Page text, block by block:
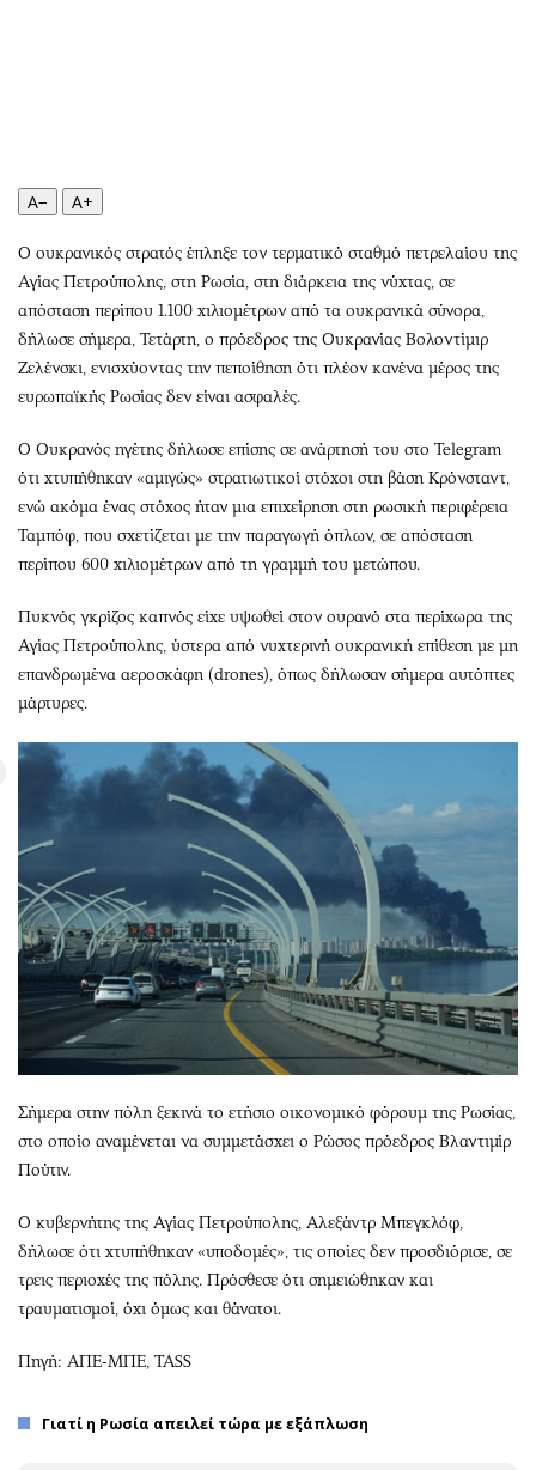
Θέατρο-Χορός
Μουσική
Εικαστικά
Βιβλίο
Χειρόγραφα
Uncut
Προσφορές
Προσωπικότητες στην ''Κ''
Επιστολές
A− A+
Ο ουκρανικός στρατός έπληξε τον τερματικό σταθμό πετρελαίου της
Αγίας Πετρούπολης, στη Ρωσία, στη διάρκεια της νύχτας, σε
απόσταση περίπου 1.100 χιλιομέτρων από τα ουκρανικά σύνορα,
δήλωσε σήμερα, Τετάρτη, ο πρόεδρος της Ουκρανίας Βολοντίμιρ
Ζελένσκι, ενισχύοντας την πεποίθηση ότι πλέον κανένα μέρος της
ευρωπαϊκής Ρωσίας δεν είναι ασφαλές.
Ο Ουκρανός ηγέτης δήλωσε επίσης σε ανάρτησή του στο Telegram
ότι χτυπήθηκαν «αμιγώς» στρατιωτικοί στόχοι στη βάση Κρόνσταντ,
ενώ ακόμα ένας στόχος ήταν μια επιχείρηση στη ρωσική περιφέρεια
Ταμπόφ, που σχετίζεται με την παραγωγή όπλων, σε απόσταση
περίπου 600 χιλιομέτρων από τη γραμμή του μετώπου.
Πυκνός γκρίζος καπνός είχε υψωθεί στον ουρανό στα περίχωρα της
Αγίας Πετρούπολης, ύστερα από νυχτερινή ουκρανική επίθεση με μη
επανδρωμένα αεροσκάφη (drones), όπως δήλωσαν σήμερα αυτόπτες
μάρτυρες.
Σήμερα στην πόλη ξεκινά το ετήσιο οικονομικό φόρουμ της Ρωσίας,
στο οποίο αναμένεται να συμμετάσχει ο Ρώσος πρόεδρος Βλαντιμίρ
Πούτιν.
Ο κυβερνήτης της Αγίας Πετρούπολης, Αλεξάντρ Μπεγκλόφ,
δήλωσε ότι χτυπήθηκαν «υποδομές», τις οποίες δεν προσδιόρισε, σε
τρεις περιοχές της πόλης. Πρόσθεσε ότι σημειώθηκαν και
τραυματισμοί, όχι όμως και θάνατοι.
Πηγή: ΑΠΕ-ΜΠΕ, TASS
Γιατί η Ρωσία απειλεί τώρα με εξάπλωση